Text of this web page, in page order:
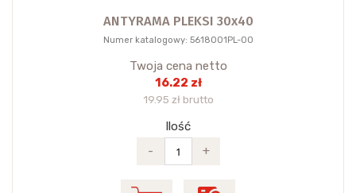
ANTYRAMA PLEKSI 30x40
Numer katalogowy: 5618001PL-00
Twoja cena netto
16.22 zł
19.95 zł brutto
Ilość
-
+